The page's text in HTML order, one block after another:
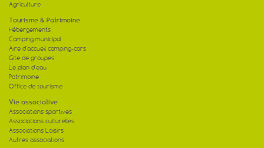
Agriculture
Tourisme & Patrimoine
Hébergements
Camping municipal
Aire d'accueil camping-cars
Gite de groupes
Le plan d'eau
Patrimoine
Office de tourisme
Vie associative
Associations sportives
Associations culturelles
Associations Loisirs
Autres associations